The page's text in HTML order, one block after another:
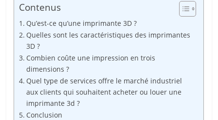
Contenus
Qu’est-ce qu’une imprimante 3D ?
Quelles sont les caractéristiques des imprimantes
3D ?
Combien coûte une impression en trois
dimensions ?
Quel type de services offre le marché industriel
aux clients qui souhaitent acheter ou louer une
imprimante 3d ?
Conclusion